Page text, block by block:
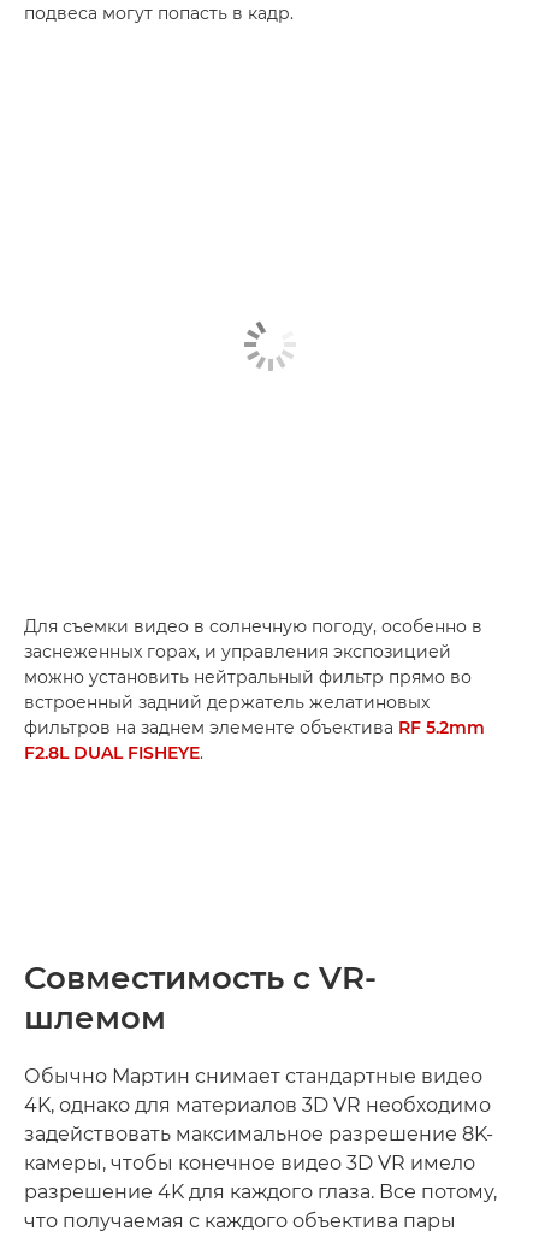
подвеса могут попасть в кадр.
Для съемки видео в солнечную погоду, особенно в
заснеженных горах, и управления экспозицией
можно установить нейтральный фильтр прямо во
встроенный задний держатель желатиновых
фильтров на заднем элементе объектива RF 5.2mm
F2.8L DUAL FISHEYE.
Совместимость с VR-
шлемом
Обычно Мартин снимает стандартные видео
4K, однако для материалов 3D VR необходимо
задействовать максимальное разрешение 8K-
камеры, чтобы конечное видео 3D VR имело
разрешение 4K для каждого глаза. Все потому,
что получаемая с каждого объектива пары